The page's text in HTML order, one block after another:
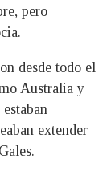
pero
desde todo el
Australia y
extender